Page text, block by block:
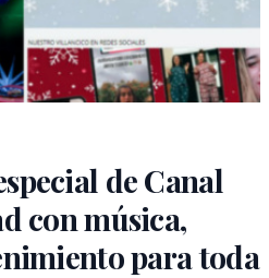
de Canal
con música,
para toda